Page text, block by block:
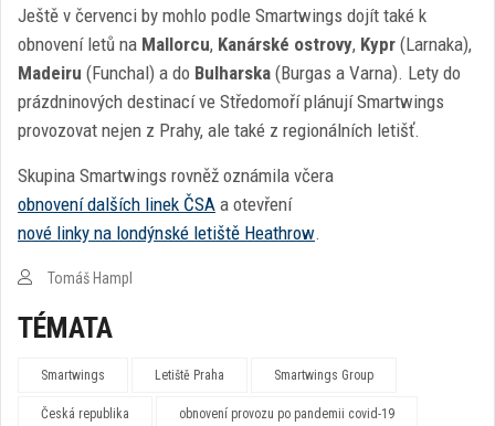
Ještě v červenci by mohlo podle Smartwings dojít také k
obnovení letů na Mallorcu, Kanárské ostrovy, Kypr (Larnaka),
Madeiru (Funchal) a do Bulharska (Burgas a Varna). Lety do
prázdninových destinací ve Středomoří plánují Smartwings
provozovat nejen z Prahy, ale také z regionálních letišť.
Skupina Smartwings rovněž oznámila včera
obnovení dalších linek ČSA a otevření
nové linky na londýnské letiště Heathrow.
Tomáš Hampl
TÉMATA
Smartwings Letiště Praha Smartwings Group
Česká republika obnovení provozu po pandemii covid-19